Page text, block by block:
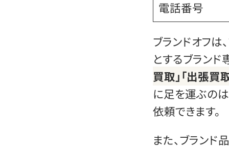
電話番号
ブランドオフは
とするブランド
買取」「出張買
に足を運ぶの
依頼できます。
また、ブラン